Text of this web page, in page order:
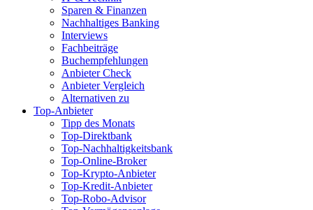
Sparen & Finanzen
Nachhaltiges Banking
Interviews
Fachbeiträge
Buchempfehlungen
Anbieter Check
Anbieter Vergleich
Alternativen zu
Top-Anbieter
Tipp des Monats
Top-Direktbank
Top-Nachhaltigkeitsbank
Top-Online-Broker
Top-Krypto-Anbieter
Top-Kredit-Anbieter
Top-Robo-Advisor